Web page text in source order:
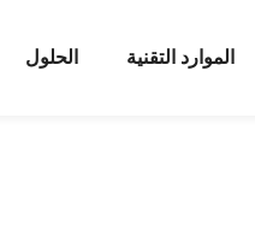
الحلول الموارد التقنية